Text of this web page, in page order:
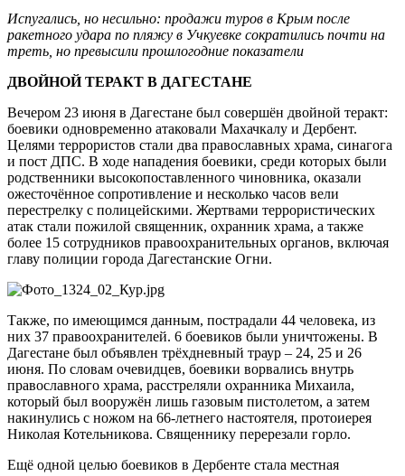
Испугались, но несильно: продажи туров в Крым после
ракетного удара по пляжу в Учкуевке сократились почти на
треть , но превысили прошлогодние показатели
ДВОЙНОЙ ТЕРАКТ В ДАГЕСТАНЕ
Вечером 23 июня в Дагестане был совершён двойной теракт:
боевики одновременно атаковали Махачкалу и Дербент.
Целями террористов стали два православных храма, синагога
и пост ДПС. В ходе нападения боевики, среди которых были
родственники высокопоставленного чиновника, оказали
ожесточённое сопротивление и несколько часов вели
перестрелку с полицейскими. Жертвами террористических
атак стали пожилой священник, охранник храма, а также
более 15 сотрудников правоохранительных органов, включая
главу полиции города Дагестанские Огни.
Также, по имеющимся данным, пострадали 44 человека, из
них 37 правоохранителей. 6 боевиков были уничтожены. В
Дагестане был объявлен трёхдневный траур – 24, 25 и 26
июня. По словам очевидцев, боевики ворвались внутрь
православного храма, расстреляли охранника Михаила,
который был вооружён лишь газовым пистолетом, а затем
накинулись с ножом на 66-летнего настоятеля, протоиерея
Николая Котельникова. Священнику перерезали горло.
Ещё одной целью боевиков в Дербенте стала местная